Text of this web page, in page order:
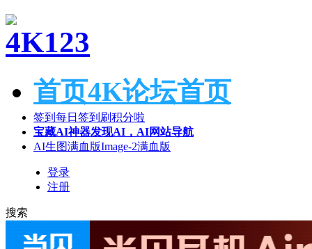
首页4K论坛首页
签到 每日签到刷积分啦
宝藏AI神器发现AI，AI网站导航
AI生图满血版Image-2满血版
登录
注册
搜索